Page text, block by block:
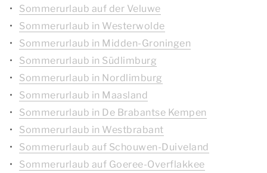
Sommerurlaub auf der Veluwe
Sommerurlaub in Westerwolde
Sommerurlaub in Midden-Groningen
Sommerurlaub in Südlimburg
Sommerurlaub in Nordlimburg
Sommerurlaub in Maasland
Sommerurlaub in De Brabantse Kempen
Sommerurlaub in Westbrabant
Sommerurlaub auf Schouwen-Duiveland
Sommerurlaub auf Goeree-Overflakkee